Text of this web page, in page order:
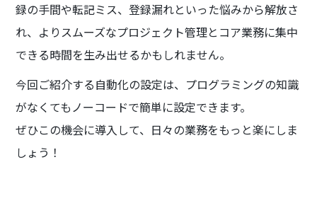
録の手間や転記ミス、登録漏れといった悩みから解放さ
れ、よりスムーズなプロジェクト管理とコア業務に集中
できる時間を生み出せるかもしれません。
今回ご紹介する自動化の設定は、プログラミングの知識
がなくてもノーコードで簡単に設定できます。
ぜひこの機会に導入して、日々の業務をもっと楽にしま
しょう！